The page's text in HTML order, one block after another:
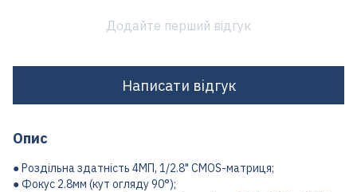
Додайте перший відгук
Написати відгук
Опис
● Роздільна здатність 4МП, 1/2.8" CMOS-матриця;
● Фокус 2.8мм (кут огляду 90°);